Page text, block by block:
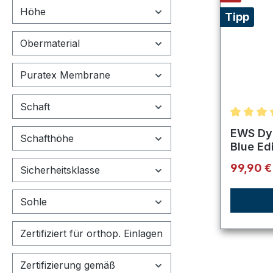
Höhe
Obermaterial
Puratex Membrane
Schaft
Schafthöhe
Sicherheitsklasse
Sohle
Zertifiziert für orthop. Einlagen
Zertifizierung gemäß
Tipp
EWS
Blue
99,90 €